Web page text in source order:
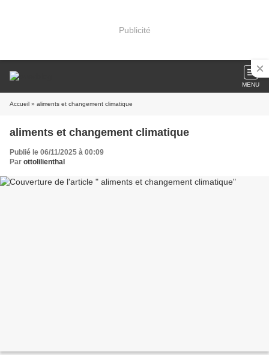
Publicité
MENU
Accueil » aliments et changement climatique
aliments et changement climatique
Publié le 06/11/2025 à 00:09
Par ottolilienthal